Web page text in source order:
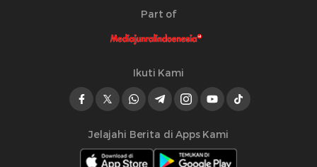
Part of
Ikuti Kami
Jelajahi Berita di Apps Kami